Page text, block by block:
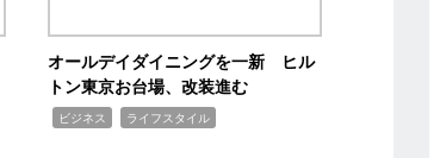
オールデイダイニングを一新 ヒル
トン東京お台場、改装進む
ビジネス ライフスタイル